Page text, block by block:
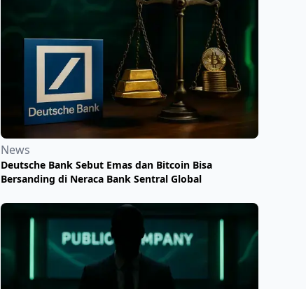
News
Deutsche Bank Sebut Emas dan Bitcoin Bisa
Bersanding di Neraca Bank Sentral Global